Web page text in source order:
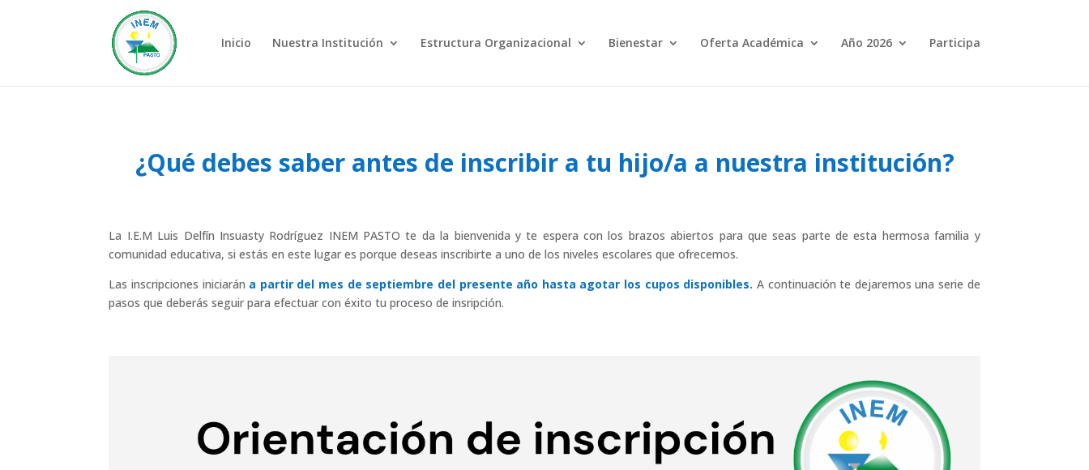
Inicio Nuestra Institución Estructura Organizacional Bienestar Oferta Académica Año 2026 Participa
¿Qué debes saber antes de inscribir a tu hijo/a a nuestra institución?
La I.E.M Luis Delfín Insuasty Rodríguez INEM PASTO te da la bienvenida y te espera con los brazos abiertos para que seas parte de esta hermosa familia y
comunidad educativa, si estás en este lugar es porque deseas inscribirte a uno de los niveles escolares que ofrecemos.
Las inscripciones iniciarán a partir del mes de septiembre del presente año hasta agotar los cupos disponibles. A continuación te dejaremos una serie de
pasos que deberás seguir para efectuar con éxito tu proceso de insripción.